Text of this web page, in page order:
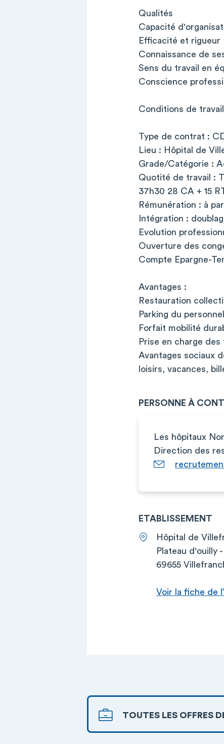
Qualités
Capacité
Efficacité et rigueur
Connaissance de
Sens du travail en
Conscience
Conditions de
Type de contrat :
Lieu : Hôpital de
Grade/Catégorie :
Quotité de travail :
37h30 28 CA + 15
Rémunération : à
Intégration :
Evolution
Ouverture des
Compte Epargne-
Avantages :
Restauration
Parking du
Forfait mobilité
Prise en charge
Avantages sociaux
loisirs, vacances,
PERSONNE À
Les hôpitaux
Direction des
ETABLISSEMENT
Hôpital de
Plateau d'ouilly
69655
Voir la fiche de
TOUTES LES OFFRES